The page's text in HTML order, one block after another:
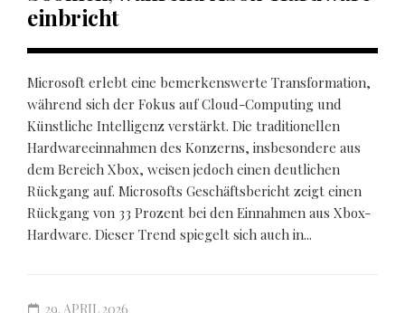
einbricht
Microsoft erlebt eine bemerkenswerte Transformation,
während sich der Fokus auf Cloud-Computing und
Künstliche Intelligenz verstärkt. Die traditionellen
Hardwareeinnahmen des Konzerns, insbesondere aus
dem Bereich Xbox, weisen jedoch einen deutlichen
Rückgang auf. Microsofts Geschäftsbericht zeigt einen
Rückgang von 33 Prozent bei den Einnahmen aus Xbox-
Hardware. Dieser Trend spiegelt sich auch in...
29. APRIL 2026